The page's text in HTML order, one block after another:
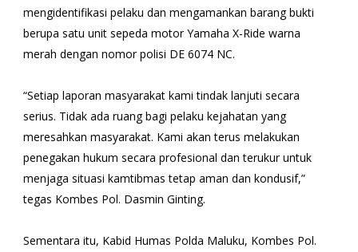
mengidentifikasi pelaku dan mengamankan barang bukti
berupa satu unit sepeda motor Yamaha X-Ride warna
merah dengan nomor polisi DE 6074 NC.
“Setiap laporan masyarakat kami tindak lanjuti secara
serius. Tidak ada ruang bagi pelaku kejahatan yang
meresahkan masyarakat. Kami akan terus melakukan
penegakan hukum secara profesional dan terukur untuk
menjaga situasi kamtibmas tetap aman dan kondusif,”
tegas Kombes Pol. Dasmin Ginting.
Sementara itu, Kabid Humas Polda Maluku, Kombes Pol.